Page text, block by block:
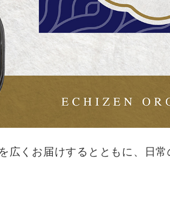
広くお届けするとともに、日